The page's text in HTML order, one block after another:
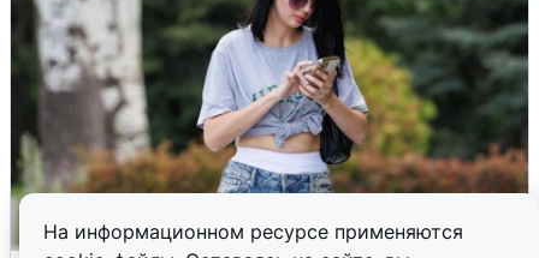
На информационном ресурсе применяются